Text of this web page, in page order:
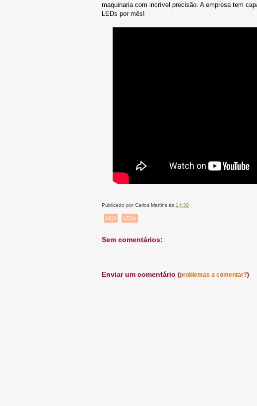
maquinaria com incrível precisão. A empresa tem
LEDs por mês!
Publicado porCarlos Martins às 14:30
LED LEDs
Sem comentários:
Enviar um comentário (problemas a comentar?)